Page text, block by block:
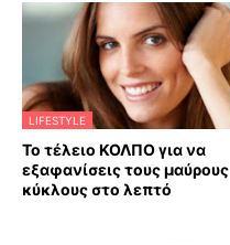
LIFESTYLE
Το τέλειο ΚΟΛΠΟ για να
εξαφανίσεις τους μαύρους
κύκλους στο λεπτό